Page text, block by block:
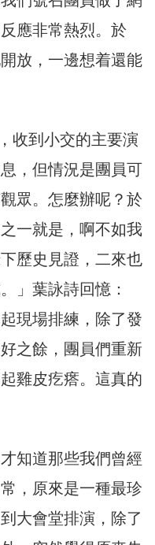
應非常熱烈。於
放，一邊想着還能
收到小交的主要演
，但情況是團員可
眾。怎麼辦呢？於
一就是，啊不如我
歷史見證，二來也
」葉詠詩回憶：
現場排練，除了發
之餘，團員們重新
雞皮疙瘩。這真的
知道那些我們曾經
，原來是一種最珍
大會堂排演，除了